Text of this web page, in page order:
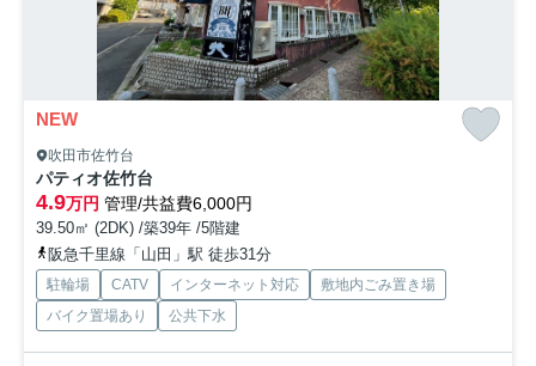
NEW
吹田市佐竹台
パティオ佐竹台
4.9万円 管理/共益費6,000円
39.50㎡ (2DK) /築39年 /5階建
阪急千里線「山田」駅 徒歩31分
駐輪場 CATV インターネット対応
敷地内ごみ置き場
バイク置場あり
公共下水